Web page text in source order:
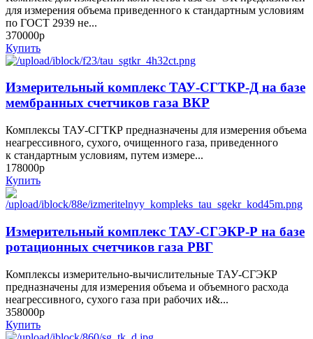
для измерения объема приведенного к стандартным условиям
по ГОСТ 2939 не...
370000р
Купить
Измерительный комплекс ТАУ-СГТКР-Д на базе
мембранных счетчиков газа ВКР
Комплексы ТАУ-СГТКР предназначены для измерения объема
неагрессивного, сухого, очищенного газа, приведенного
к стандартным условиям, путем измере...
178000р
Купить
Измерительный комплекс ТАУ-СГЭКР-Р на базе
ротационных счетчиков газа РВГ
Комплексы измерительно-вычислительные ТАУ-СГЭКР
предназначены для измерения объема и объемного расхода
неагрессивного, сухого газа при рабочих и&...
358000р
Купить